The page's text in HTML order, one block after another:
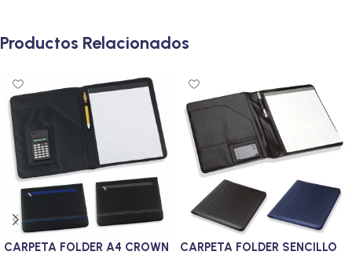
Productos Relacionados
CARPETA FOLDER A4 CROWN
CARPETA FOLDER SENCILLO